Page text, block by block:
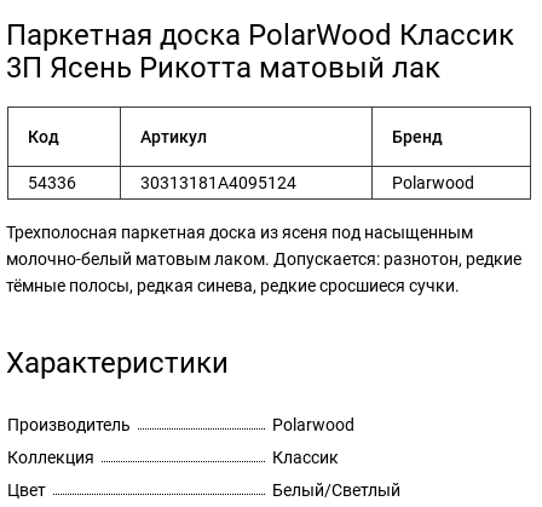
​Паркетная доска PolarWood Классик
3П Ясень Рикотта матовый лак
Код Артикул Бренд
54336 30313181A4095124 Polarwood
Трехполосная паркетная доска из ясеня под насыщенным
молочно-белый матовым лаком. Допускается: разнотон, редкие
тёмные полосы, редкая синева, редкие сросшиеся сучки.
Характеристики
Производитель
Polarwood
Коллекция
Классик
Цвет
Белый/Светлый